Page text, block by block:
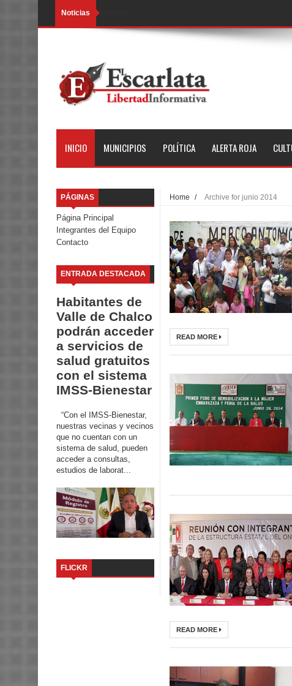
Noticias
INICIO MUNICIPIOS POLÍTICA ALERTA ROJA
PÁGINAS
Página Principal
Integrantes del Equipo
Contacto
ENTRADA DESTACADA
Habitantes de
Valle de Chalco
podrán acceder
a servicios de
salud gratuitos
con el sistema
IMSS-Bienestar
“Con el IMSS-Bienestar,
nuestras vecinas y vecinos
que no cuentan con un
sistema de salud, pueden
acceder a consultas,
estudios de laborat...
FLICKR
Home / Archive for junio 2014
READ MORE
READ MORE